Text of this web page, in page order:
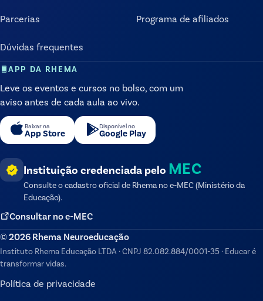
Parcerias Programa de afiliados
Dúvidas frequentes
APP DA RHEMA
Leve os eventos e cursos no bolso, com um
aviso antes de cada aula ao vivo.
Baixar na
App Store
Disponível no
Google Play
Instituição credenciada pelo MEC
Consulte o cadastro oficial de Rhema no e-MEC (Ministério da
Educação).
Consultar no e-MEC
©2026 Rhema Neuroeducação
Instituto Rhema Educação LTDA ·CNPJ 82.082.884/0001-35 · Educar é
transformar vidas.
Política de privacidade